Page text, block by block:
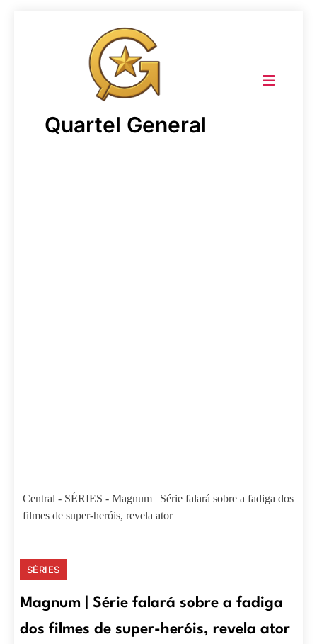
Quartel General
Central - SÉRIES - Magnum | Série falará sobre a fadiga dos
filmes de super-heróis, revela ator
SÉRIES
Magnum | Série falará sobre a fadiga
dos filmes de super-heróis, revela ator